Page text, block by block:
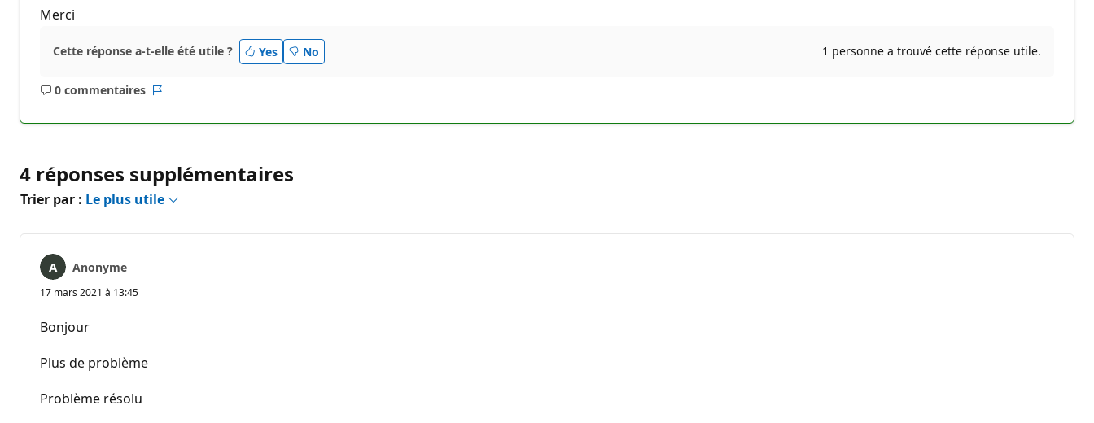
Merci
Cette réponse a-t-elle été utile ? Yes No 1 personne a trouvé cette réponse utile.
0 commentaires
Aucun
4 réponses supplémentaires
Trier par : Le plus utile
Anonyme
17 mars 2021 à 13:45
Bonjour
Plus de problème
Problème résolu